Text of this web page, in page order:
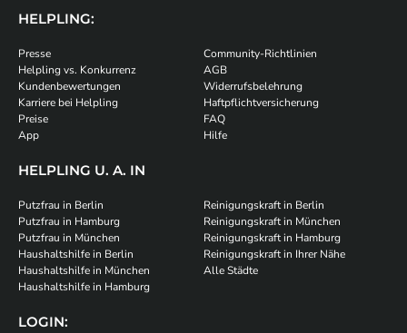
HELPLING:
Presse
Helpling vs. Konkurrenz
Kundenbewertungen
Karriere bei Helpling
Preise
App
Community-Richtlinien
AGB
Widerrufsbelehrung
Haftpflichtversicherung
FAQ
Hilfe
HELPLING U. A. IN
Putzfrau in Berlin
Putzfrau in Hamburg
Putzfrau in München
Haushaltshilfe in Berlin
Haushaltshilfe in München
Haushaltshilfe in Hamburg
Reinigungskraft in Berlin
Reinigungskraft in München
Reinigungskraft in Hamburg
Reinigungskraft in Ihrer Nähe
Alle Städte
LOGIN: